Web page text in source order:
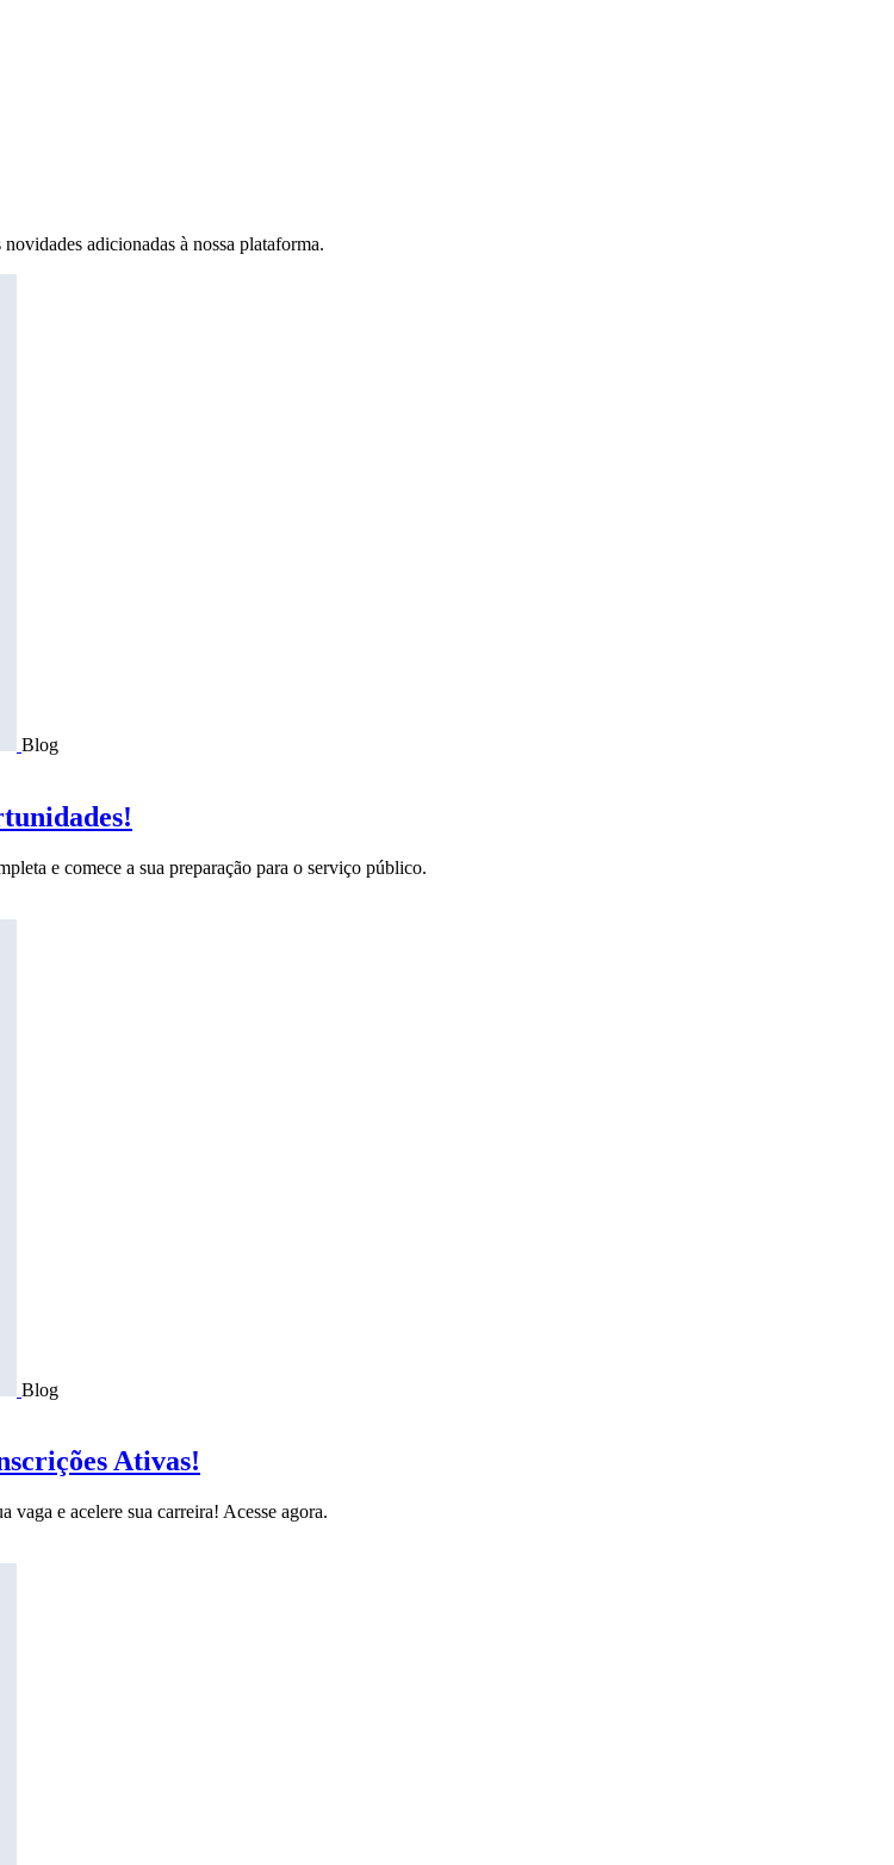
adicionadas à nossa plataforma.
Blog
e comece a sua preparação para o serviço público.
Blog
Ativas!
vaga e acelere sua carreira! Acesse agora.